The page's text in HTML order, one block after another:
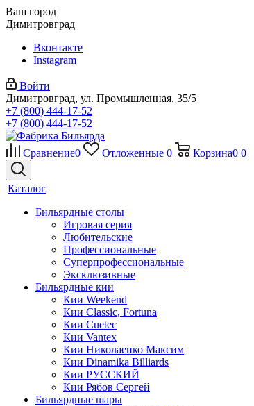
Ваш город
Димитровград
Вконтакте
Instagram
Войти
Димитровград, ул. Промышленная, 35/5
+7 (800) 444-17-52
+7 (800) 444-17-52
Сравнение0 Отложенные 0 Корзина0 0
Каталог
Бильярдные столы
Игровая серия
Любительские
Профессиональные
Суперпрофессиональные
Эксклюзивные
Бильярдные кии
Кии Weekend
Кии Classic, Fortuna
Кии Cuetec
Кии Vantex
Кии Николаенко Максим
Кии Dinamika Billiards
Кии РУССКИЙ
Кии Рябов Сергей
Бильярдные шары